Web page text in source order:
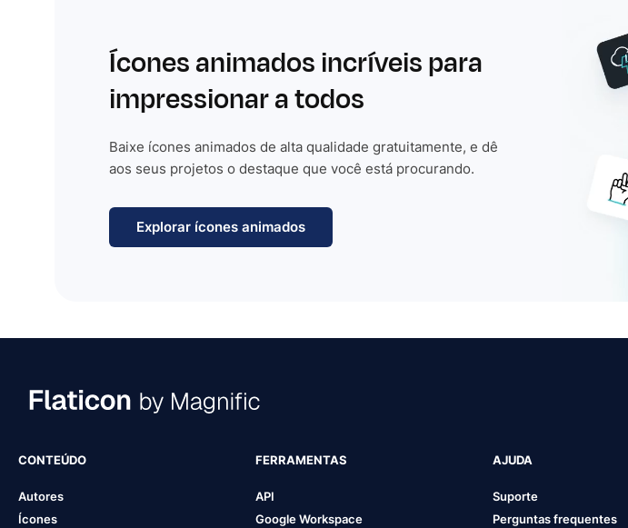
Ícones animados incríveis para
impressionar a todos
Baixe ícones animados de alta qualidade gratuitamente, e dê
aos seus projetos o destaque que você está procurando.
Explorar ícones animados
CONTEÚDO
Autores
Ícones
FERRAMENTAS
API
Google Workspace
AJUDA
Suporte
Perguntas frequentes